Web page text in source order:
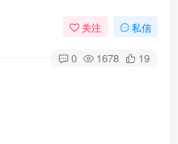
关注 私信
0 1678 19